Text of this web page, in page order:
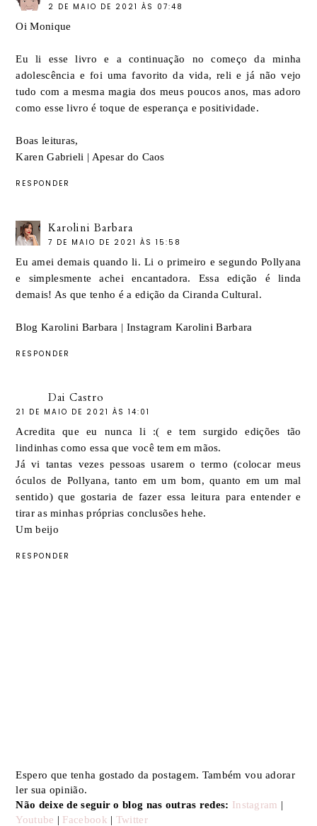
2 DE MAIO DE 2021 ÀS 07:48
Oi Monique
Eu li esse livro e a continuação no começo da minha
adolescência e foi uma favorito da vida, reli e já não vejo
tudo com a mesma magia dos meus poucos anos, mas adoro
como esse livro é toque de esperança e positividade.
Boas leituras,
Karen Gabrieli | Apesar do Caos
RESPONDER
Karolini Barbara
7 DE MAIO DE 2021 ÀS 15:58
Eu amei demais quando li. Li o primeiro e segundo Pollyana
e simplesmente achei encantadora. Essa edição é linda
demais! As que tenho é a edição da Ciranda Cultural.
Blog Karolini Barbara | Instagram Karolini Barbara
RESPONDER
Dai Castro
21 DE MAIO DE 2021 ÀS 14:01
Acredita que eu nunca li :( e tem surgido edições tão
lindinhas como essa que você tem em mãos.
Já vi tantas vezes pessoas usarem o termo (colocar meus
óculos de Pollyana, tanto em um bom, quanto em um mal
sentido) que gostaria de fazer essa leitura para entender e
tirar as minhas próprias conclusões hehe.
Um beijo
RESPONDER
Espero que tenha gostado da postagem. Também vou adorar
ler sua opinião.
Não deixe de seguir o blog nas outras redes: Instagram |
Youtube | Facebook | Twitter